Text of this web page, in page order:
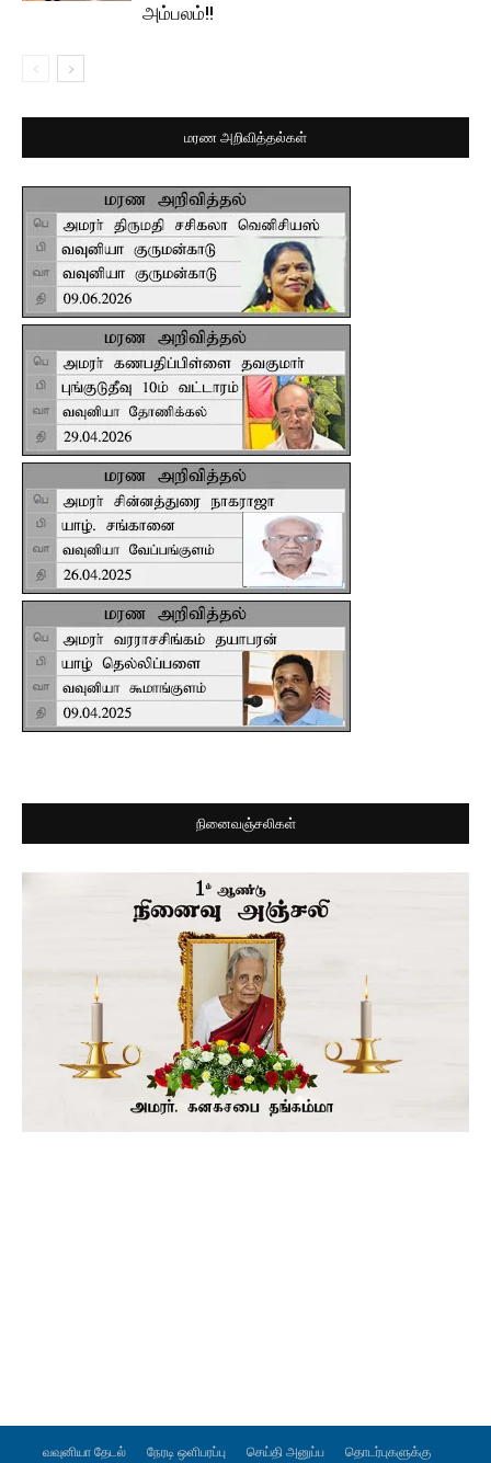
அம்பலம்!!
மரண அறிவித்தல்கள்
நினைவஞ்சலிகள்
வவுனியா தேடல் நேரடி ஒளிபரப்பு செய்தி அனுப்ப தொடர்புகளுக்கு